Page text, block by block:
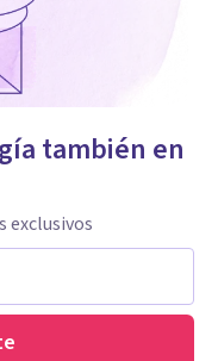
también en
exclusivos